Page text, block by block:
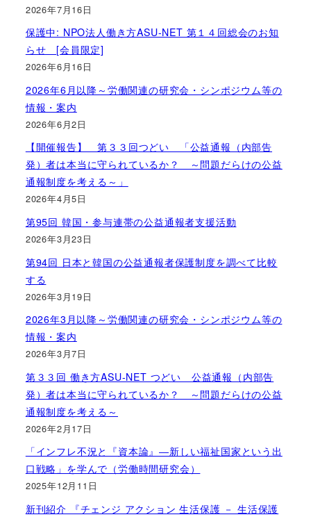
2026年7月16日
保護中: NPO法人働き方ASU-NET 第１４回総会のお知
らせ [会員限定]
2026年6月16日
2026年6月以降～労働関連の研究会・シンポジウム等の
情報・案内
2026年6月2日
【開催報告】 第３３回つどい 「公益通報（内部告
発）者は本当に守られているか？ ～問題だらけの公益
通報制度を考える～」
2026年4月5日
第95回 韓国・参与連帯の公益通報者支援活動
2026年3月23日
第94回 日本と韓国の公益通報者保護制度を調べて比較
する
2026年3月19日
2026年3月以降～労働関連の研究会・シンポジウム等の
情報・案内
2026年3月7日
第３３回 働き方ASU-NET つどい 公益通報（内部告
発）者は本当に守られているか？ ～問題だらけの公益
通報制度を考える～
2026年2月17日
「インフレ不況と『資本論』―新しい福祉国家という出
口戦略」を学んで（労働時間研究会）
2025年12月11日
新刊紹介 『チェンジ アクション 生活保護 － 生活保護